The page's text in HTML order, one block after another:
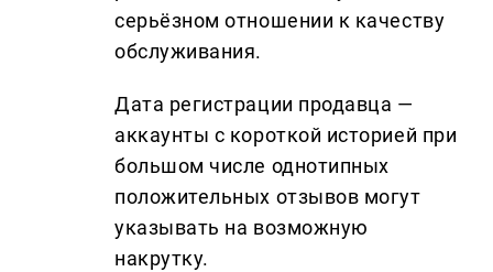
серьёзном отношении к качеству
обслуживания.
Дата регистрации продавца —
аккаунты с короткой историей при
большом числе однотипных
положительных отзывов могут
указывать на возможную
накрутку.